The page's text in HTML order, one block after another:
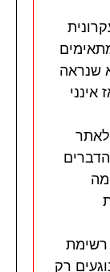
שנראה
רשימת
רק